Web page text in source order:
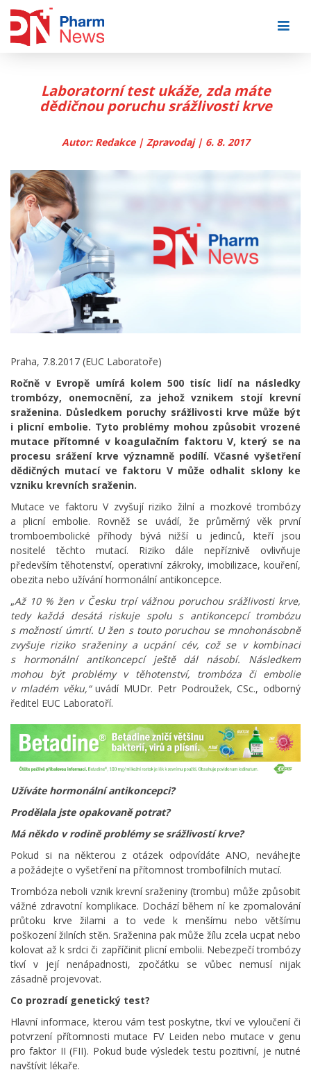
Laboratorní test ukáže, zda máte
dědičnou poruchu srážlivosti krve
Autor: Redakce | Zpravodaj | 6. 8. 2017
Praha, 7.8.2017 (EUC Laboratoře)
Ročně v Evropě umírá kolem 500 tisíc lidí na následky
trombózy, onemocnění, za jehož vznikem stojí krevní
sraženina. Důsledkem poruchy srážlivosti krve může být
i plicní embolie. Tyto problémy mohou způsobit vrozené
mutace přítomné v koagulačním faktoru V, který se na
procesu srážení krve významně podílí. Včasné vyšetření
dědičných mutací ve faktoru V může odhalit sklony ke
vzniku krevních sraženin.
Mutace ve faktoru V zvyšují riziko žilní a mozkové trombózy
a plicní embolie. Rovněž se uvádí, že průměrný věk první
tromboembolické příhody bývá nižší u jedinců, kteří jsou
nositelé těchto mutací. Riziko dále nepříznivě ovlivňuje
především těhotenství, operativní zákroky, imobilizace, kouření,
obezita nebo užívání hormonální antikoncepce.
„Až 10 % žen v Česku trpí vážnou poruchou srážlivosti krve,
tedy každá desátá riskuje spolu s antikoncepcí trombózu
s možností úmrtí. U žen s touto poruchou se mnohonásobně
zvyšuje riziko sraženiny a ucpání cév, což se v kombinaci
s hormonální antikoncepcí ještě dál násobí. Následkem
mohou být problémy v těhotenství, trombóza či embolie
v mladém věku,“uvádí MUDr. Petr Podroužek, CSc., odborný
ředitel EUC Laboratoří.
Užíváte hormonální antikoncepci?
Prodělala jste opakovaně potrat?
Má někdo v rodině problémy se srážlivostí krve?
Pokud si na některou z otázek odpovídáte ANO, neváhejte
a požádejte o vyšetření na přítomnost trombofilních mutací.
Trombóza neboli vznik krevní sraženiny (trombu) může způsobit
vážné zdravotní komplikace. Dochází během ní ke zpomalování
průtoku krve žilami a to vede k menšímu nebo většímu
poškození žilních stěn. Sraženina pak může žílu zcela ucpat nebo
kolovat až k srdci či zapříčinit plicní embolii. Nebezpečí trombózy
tkví v její nenápadnosti, zpočátku se vůbec nemusí nijak
zásadně projevovat.
Co prozradí genetický test?
Hlavní informace, kterou vám test poskytne, tkví ve vyloučení či
potvrzení přítomnosti mutace FV Leiden nebo mutace v genu
pro faktor II (FII). Pokud bude výsledek testu pozitivní, je nutné
navštívit lékaře.